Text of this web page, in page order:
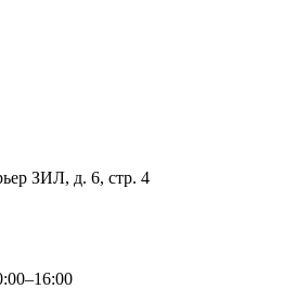
ЗИЛ, д. 6, стр. 4